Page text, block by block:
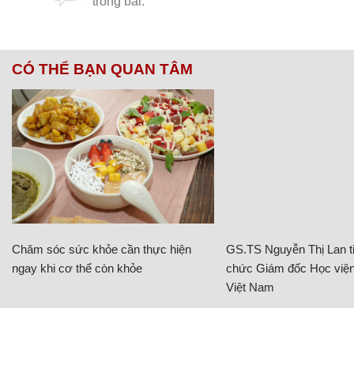
CÓ THỂ BẠN QUAN TÂM
Chăm sóc sức khỏe cần thực hiện
ngay khi cơ thể còn khỏe
GS.TS Nguyễn Thị Lan
chức Giám đốc Học
Việt Nam